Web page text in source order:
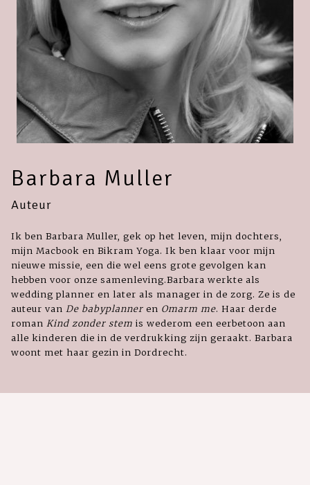
Barbara Muller
Auteur
Ik ben Barbara Muller, gek op het leven, mijn dochters,
mijn Macbook en Bikram Yoga. Ik ben klaar voor mijn
nieuwe missie, een die wel eens grote gevolgen kan
hebben voor onze samenleving.Barbara werkte als
wedding planner en later als manager in de zorg. Ze is de
auteur van De babyplanner en Omarm me. Haar derde
roman Kind zonder stem is wederom een eerbetoon aan
alle kinderen die in de verdrukking zijn geraakt. Barbara
woont met haar gezin in Dordrecht.